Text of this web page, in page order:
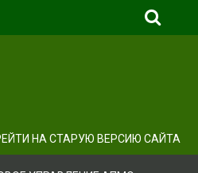
НА СТАРУЮ ВЕРСИЮ САЙТА